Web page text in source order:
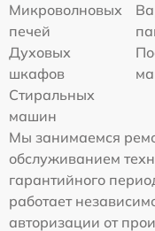
Микроволновых
печей
Духовых
шкафов
Стиральных
машин
Мы занимаемся
обслуживанием
гарантийного
работает
авторизации от